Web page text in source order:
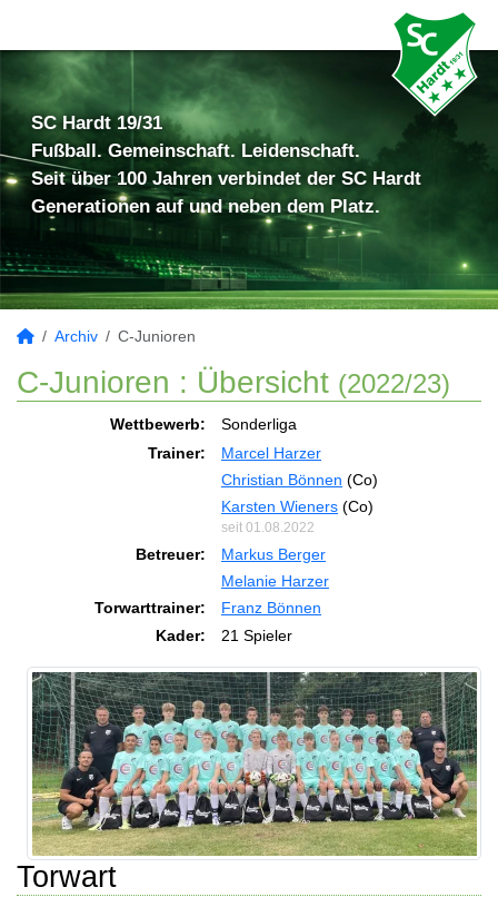
SC Hardt 19/31
Fußball. Gemeinschaft. Leidenschaft.
Seit über 100 Jahren verbindet der SC Hardt
Generationen auf und neben dem Platz.
Archiv C-Junioren
C-Junioren : Übersicht (2022/23)
Wettbewerb:
Sonderliga
Trainer:
Marcel Harzer
Christian Bönnen (Co)
Karsten Wieners (Co)
seit 01.08.2022
Betreuer:
Markus Berger
Melanie Harzer
Torwarttrainer:
Franz Bönnen
Kader:
21 Spieler
Torwart